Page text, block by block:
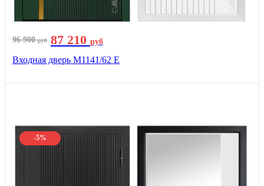
96 900руб 87 210 руб
Входная дверь М1141/62 Е
-5%